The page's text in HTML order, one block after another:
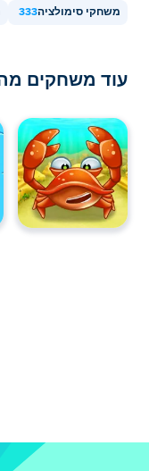
משחקי סימולציה333
עוד משחקים